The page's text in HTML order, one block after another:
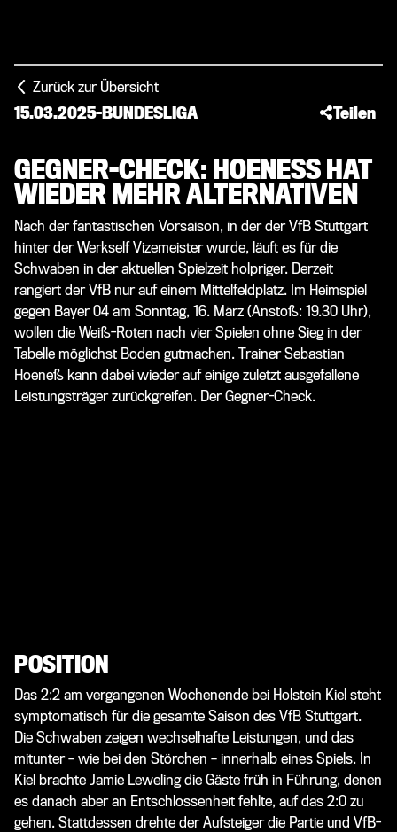
Zurück zur Übersicht
15.03.2025-BUNDESLIGA Teilen
GEGNER-CHECK: HOENESS HAT W
IEDER MEHR ALTERNATIVEN
Nach der fantastischen Vorsaison, in der der VfB Stuttgart
hinter der Werkself Vizemeister wurde, läuft es für die
Schwaben in der aktuellen Spielzeit holpriger. Derzeit
rangiert der VfB nur auf einem Mittelfeldplatz. Im Heimspiel
gegen Bayer 04 am Sonntag, 16. März (Anstoß: 19.30 Uhr),
wollen die Weiß-Roten nach vier Spielen ohne Sieg in der
Tabelle möglichst Boden gutmachen. Trainer Sebastian
Hoeneß kann dabei wieder auf einige zuletzt ausgefallene
Leistungsträger zurückgreifen. Der Gegner-Check.
POSITION
Das 2:2 am vergangenen Wochenende bei Holstein Kiel steht
symptomatisch für die gesamte Saison des VfB Stuttgart.
Die Schwaben zeigen wechselhafte Leistungen, und das
mitunter – wie bei den Störchen – innerhalb eines Spiels. In
Kiel brachte Jamie Leweling die Gäste früh in Führung, denen
es danach aber an Entschlossenheit fehlte, auf das 2:0 zu
gehen. Stattdessen drehte der Aufsteiger die Partie und VfB-